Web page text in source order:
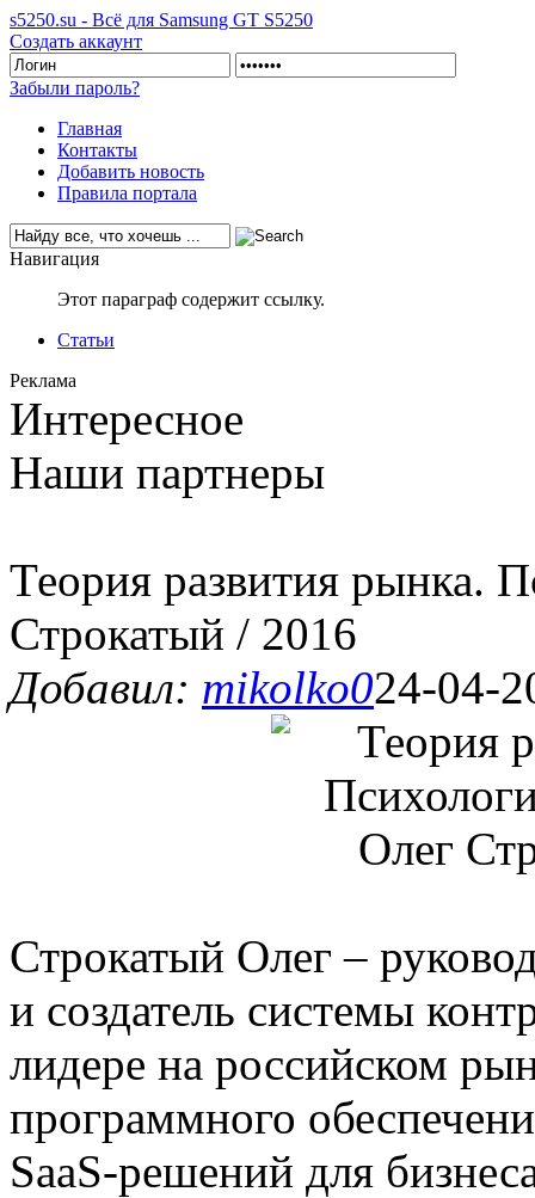
s5250.su - Всё для Samsung GT S5250
Создать аккаунт
Забыли пароль?
Главная
Контакты
Добавить новость
Правила портала
Навигация
Этот параграф содержит ссылку.
Статьи
Реклама
Интересное
Наши партнеры
Теория развития рынка.
Строкатый / 2016
Добавил: mikolko024-04-
Строкатый Олег –
и создатель системы
лидере на российском
программного
SaaS-решений для